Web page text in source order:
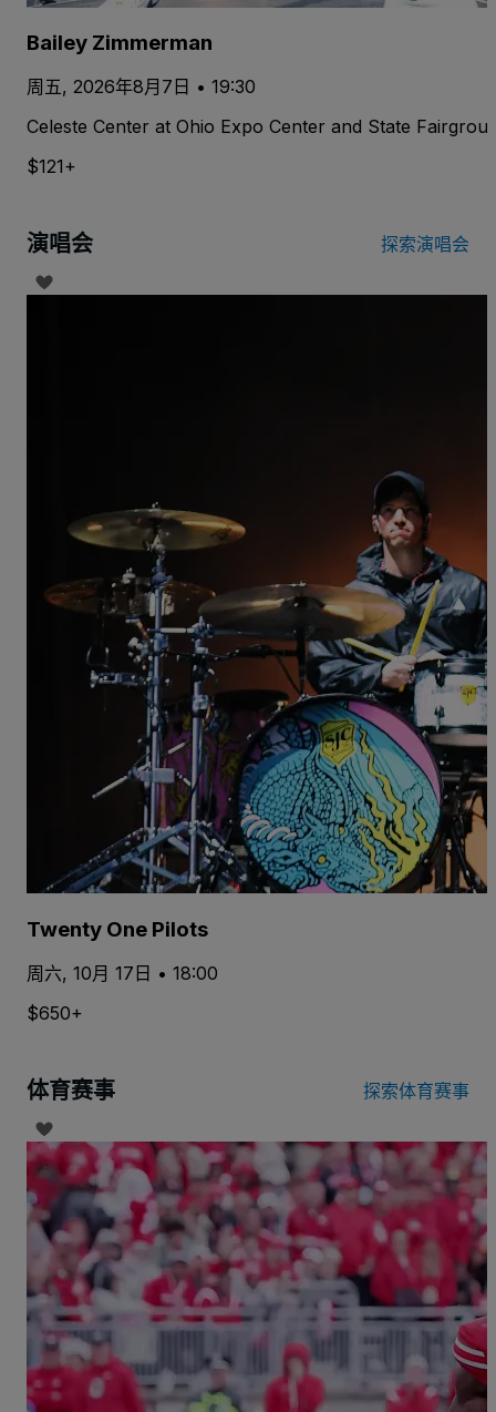
Bailey Zimmerman
周五, 2026年8月7日 • 19:30
Celeste Center at Ohio Expo Center and State
$121+
演唱会 探索演唱会
Twenty One Pilots
周六, 10月 17日 • 18:00
$650+
体育赛事 探索体育赛事